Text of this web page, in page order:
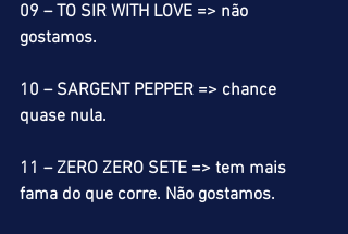
09 – TO SIR WITH LOVE => não
gostamos.
10 – SARGENT PEPPER => chance
quase nula.
11 – ZERO ZERO SETE => tem mais
fama do que corre. Não gostamos.